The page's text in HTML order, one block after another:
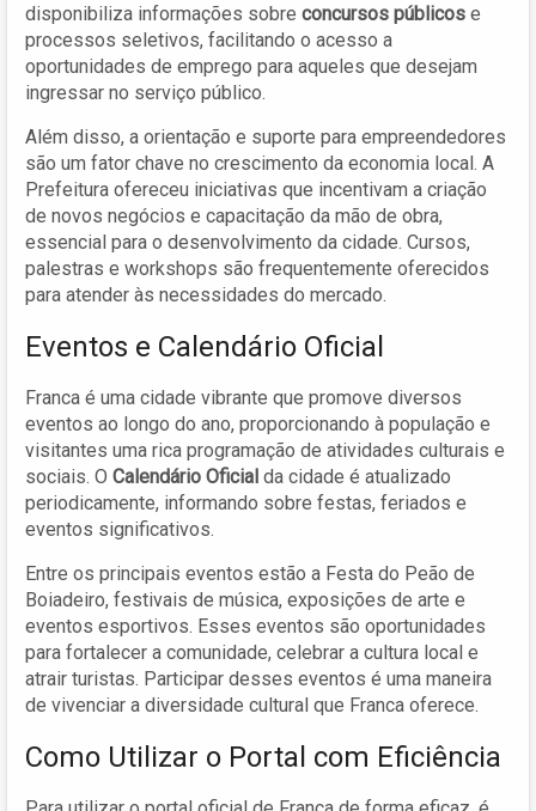
disponibiliza informações sobre concursos públicos e
processos seletivos, facilitando o acesso a
oportunidades de emprego para aqueles que desejam
ingressar no serviço público.
Além disso, a orientação e suporte para empreendedores
são um fator chave no crescimento da economia local. A
Prefeitura ofereceu iniciativas que incentivam a criação
de novos negócios e capacitação da mão de obra,
essencial para o desenvolvimento da cidade. Cursos,
palestras e workshops são frequentemente oferecidos
para atender às necessidades do mercado.
Eventos e Calendário Oficial
Franca é uma cidade vibrante que promove diversos
eventos ao longo do ano, proporcionando à população e
visitantes uma rica programação de atividades culturais e
sociais. O Calendário Oficial da cidade é atualizado
periodicamente, informando sobre festas, feriados e
eventos significativos.
Entre os principais eventos estão a Festa do Peão de
Boiadeiro, festivais de música, exposições de arte e
eventos esportivos. Esses eventos são oportunidades
para fortalecer a comunidade, celebrar a cultura local e
atrair turistas. Participar desses eventos é uma maneira
de vivenciar a diversidade cultural que Franca oferece.
Como Utilizar o Portal com Eficiência